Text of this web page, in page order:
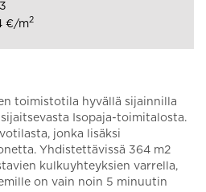
toimistotila hyvällä sijainnilla
Isopaja-toimitalosta.
jonka lisäksi
Yhdistettävissä 364 m2
kulkuyhteyksien varrella,
on vain noin 5 minuutin
€/m2